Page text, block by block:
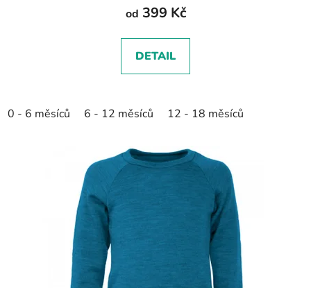
od 399 Kč
DETAIL
0 - 6 měsíců 6 - 12 měsíců 12 - 18 měsíců